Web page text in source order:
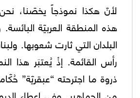
لأنّ هكذا نموذجاً يخصّنا،
هذه المنطقة العربيّة
البلدان التي ثارت شعوبها.
رأس القائمة. إذْ يُعتبَر هذا
ذروة ما اجترحته “عبقريّة”